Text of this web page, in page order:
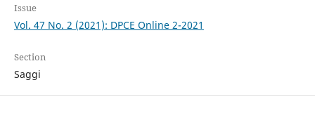
Issue
Vol. 47 No. 2 (2021): DPCE Online 2-2021
Section
Saggi